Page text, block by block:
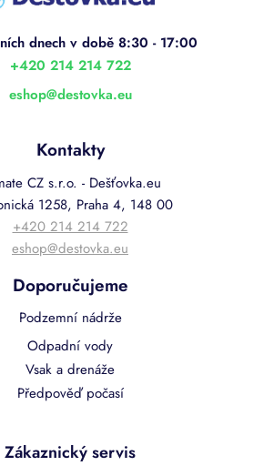
eshop@destovka.eu
+420 214 214 722
Kontakty
CZ s.r.o. - Dešťovka.eu
1258, Praha 4, 148 00
+420 214 214 722
eshop@destovka.eu
Doporučujeme
Podzemní nádrže
Odpadní vody
Vsak a drenáže
Předpověď počasí
Zákaznický servis